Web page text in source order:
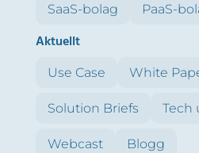
SaaS-bolag PaaS-
Aktuellt
Use Case White
Solution Briefs Tech
Webcast Blogg